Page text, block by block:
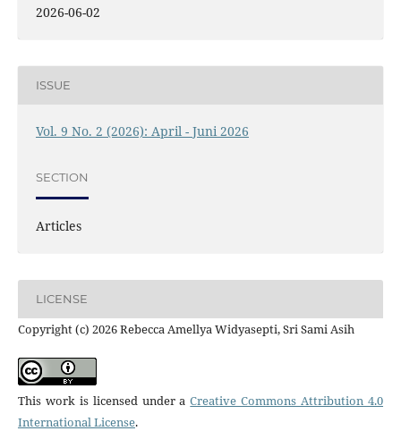
2026-06-02
ISSUE
Vol. 9 No. 2 (2026): April - Juni 2026
SECTION
Articles
LICENSE
Copyright (c) 2026 Rebecca Amellya Widyasepti, Sri Sami Asih
This work is licensed under aCreative Commons Attribution 4.0
International License.